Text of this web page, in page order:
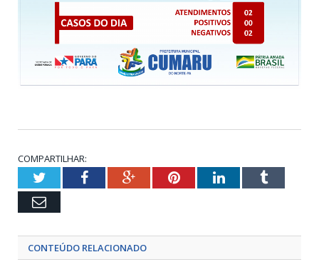
COMPARTILHAR:
TwitterFacebookGoogle+PinterestLinkedInTumblr
Email
CONTEÚDO RELACIONADO